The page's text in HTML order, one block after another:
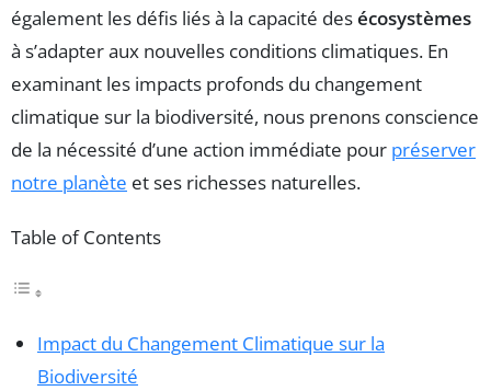
également les défis liés à la capacité desécosystèmes
à s’adapter aux nouvelles conditions climatiques. En
examinant les impacts profonds du changement
climatique sur la biodiversité, nous prenons conscience
de la nécessité d’une action immédiate pour préserver
notre planète et ses richesses naturelles.
Table of Contents
Impact du Changement Climatique sur la
Biodiversité